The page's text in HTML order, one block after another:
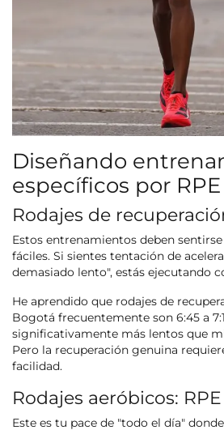
Diseñando
específicos por RPE
Rodajes de
Estos entrenamientos deben
fáciles. Si sientes tentación de
demasiado lento", estás ejecutando
He aprendido que rodajes de
Bogotá frecuentemente son 6:45 a
significativamente más lentos que
Pero la recuperación genuina
facilidad.
Rodajes aeróbicos:
Este es tu pace de "todo el día"